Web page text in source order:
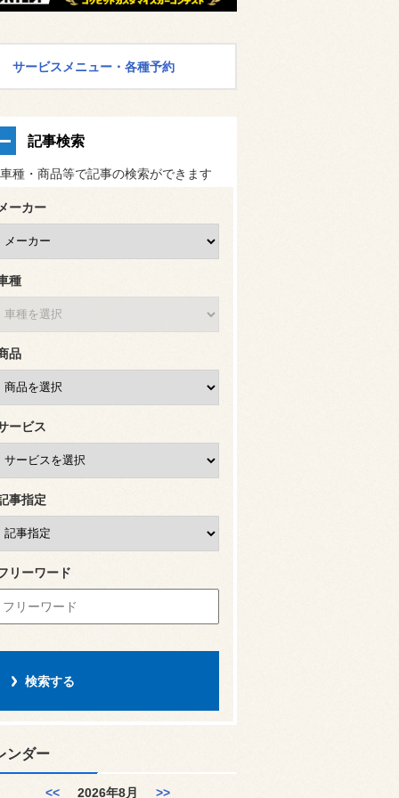
サービスメニュー・各種予約
記事検索
種・商品等で記事の検索ができます
ーカー
種
品
ービス
事指定
リーワード
ンダー
<< 2026年8月 >>